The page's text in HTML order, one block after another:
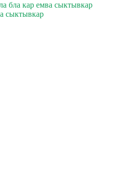
бла кар емва сыктывкар
сыктывкар